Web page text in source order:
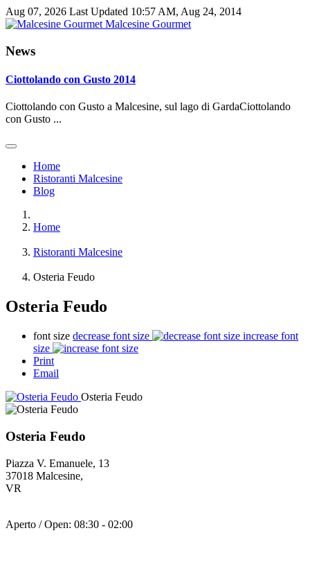
Aug 07, 2026 Last Updated 10:57 AM, Aug 24, 2014
Malcesine Gourmet
News
Ciottolando con Gusto 2014
Ciottolando con Gusto a Malcesine, sul lago di GardaCiottolando
con Gusto ...
Home
Ristoranti Malcesine
Blog
Home
Ristoranti Malcesine
Osteria Feudo
Osteria Feudo
font size decrease font size
increase font
size
Print
Email
Osteria Feudo
Osteria Feudo
Piazza V. Emanuele, 13
37018 Malcesine,
VR
Aperto / Open: 08:30 - 02:00